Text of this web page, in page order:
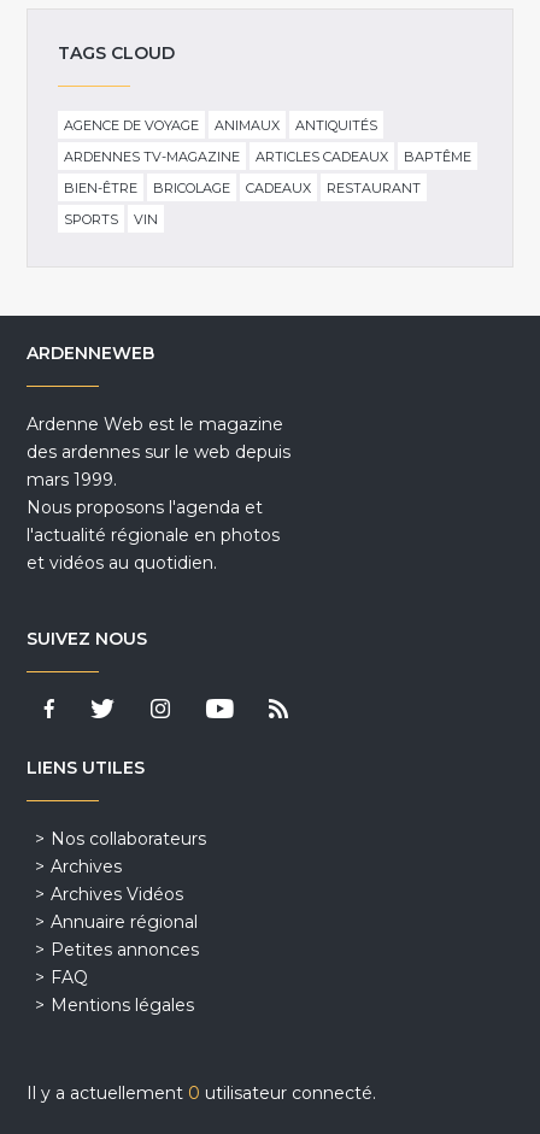
TAGS CLOUD
AGENCE DE VOYAGE ANIMAUX
ANTIQUITÉS
ARDENNES TV-MAGAZINE
ARTICLES CADEAUX
BAPTÊME
BIEN-ÊTRE
BRICOLAGE CADEAUX
RESTAURANT
SPORTS
VIN
ARDENNEWEB
Ardenne Web est le magazine
des ardennes sur le web depuis
mars 1999.
Nous proposons l'agenda et
l'actualité régionale en photos
et vidéos au quotidien.
SUIVEZ NOUS
LIENS UTILES
Nos collaborateurs
Archives
Archives Vidéos
Annuaire régional
Petites annonces
FAQ
Mentions légales
Il y a actuellement 0 utilisateur connecté.